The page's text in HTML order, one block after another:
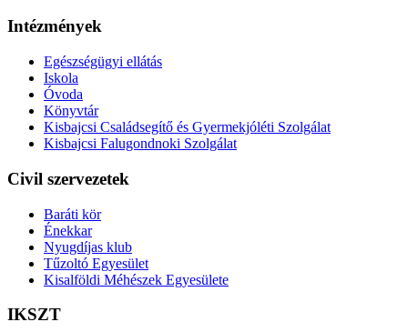
Intézmények
Egészségügyi ellátás
Iskola
Óvoda
Könyvtár
Kisbajcsi Családsegítő és Gyermekjóléti Szolgálat
Kisbajcsi Falugondnoki Szolgálat
Civil szervezetek
Baráti kör
Énekkar
Nyugdíjas klub
Tűzoltó Egyesület
Kisalföldi Méhészek Egyesülete
IKSZT